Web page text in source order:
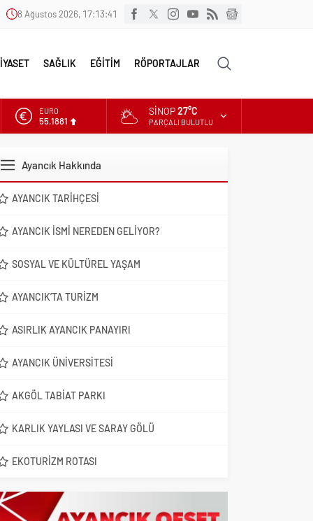
8 Ağustos 2026, 17:13:42
SAĞLIK EĞİTİM RÖPORTAJLAR
EURO
55,1881
DOLAR
SINOP27°C
PARÇALI BULUTLU
Ayancık Hakkında
AYANCIK TARIHÇESI
AYANCIK İSMI NEREDEN GELIYOR?
SOSYAL VE KÜLTÜREL YAŞAM
AYANCIK’TA TURIZM
ASIRLIK AYANCIK PANAYIRI
AYANCIK ÜNIVERSITESI
AKGÖL TABIAT PARKI
KARLIK YAYLASI VE SARAY GÖLÜ
EKOTURIZM ROTASI